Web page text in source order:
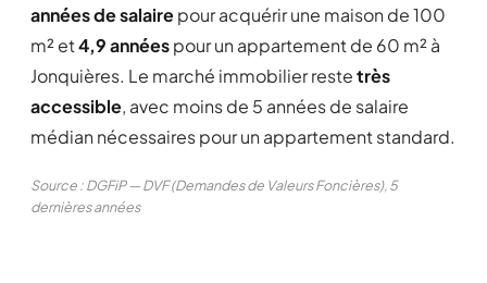
années de salairepour acquérir une maison de 100
m² et4,9 annéespour un appartement de 60 m² à
Jonquières. Le marché immobilier restetrès
accessible, avec moins de 5 années de salaire
médian nécessaires pour un appartement standard.
Source : DGFiP — DVF (Demandes de Valeurs Foncières), 5
dernières années